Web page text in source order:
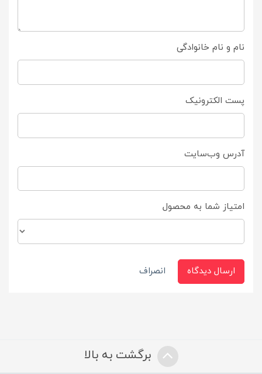
نام و نام خانوادگی
پست الکترونیک
آدرس وب‌سایت
امتیاز شما به محصول
ارسال دیدگاه انصراف
برگشت به بالا